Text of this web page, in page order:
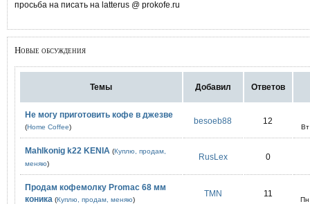
просьба на писать на latterus @ prokofe.ru
Новые обсуждения
Темы Добавил Ответов
Не могу приготовить кофе в джезве
(Home Coffee)
besoeb88 12
Mahlkonig k22 KENIA (Куплю, продам,
меняю)
RusLex 0
Продам кофемолку Promac 68 мм
коника (Куплю, продам, меняю)
TMN 11
Пн